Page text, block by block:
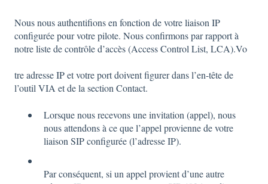
Nous nous authentifions en fonction de votre liaison IP
configurée pour votre pilote. Nous confirmons par rapport à
notre liste de contrôle d’accès (Access Control List, LCA).Vo
tre adresse IP et votre port doivent figurer dans l’en-tête de
l’outil VIA et de la section Contact.
Lorsque nous recevons une invitation (appel), nous
nous attendons à ce que l’appel provienne de votre
liaison SIP configurée (l’adresse IP).
Par conséquent, si un appel provient d’une autre